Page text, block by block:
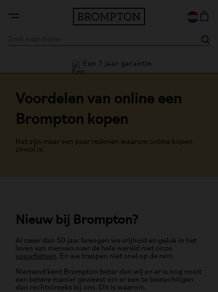
Een 7 jaar garantie
Voordelen van online een
Brompton kopen
Het zijn maar een paar redenen waarom online kopen
zinvol is.
Nieuw bij Brompton?
Al meer dan 50 jaar brengen we vrijheid en geluk in het
leven van mensen over de hele wereld met onze
vouwfietsen. En we trappen niet snel op de rem.
Niemand kent Brompton beter dan wij en er is nog nooit
een betere manier geweest om er een te bemachtigen
dan rechtstreeks bij ons. Dit is waarom.